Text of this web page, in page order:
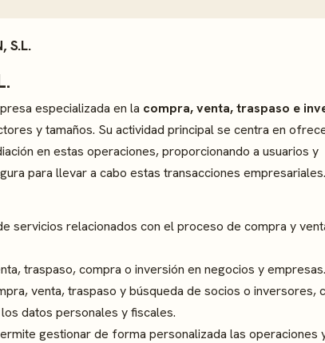
S.L.
especializada en la compra, venta, traspaso e
y tamaños. Su actividad principal se centra en
en estas operaciones, proporcionando a usuarios y
para llevar a cabo estas transacciones empresariales.
servicios relacionados con el proceso de compra y
traspaso, compra o inversión en negocios y empresas.
venta, traspaso y búsqueda de socios o inversores,
datos personales y fiscales.
gestionar de forma personalizada las operaciones